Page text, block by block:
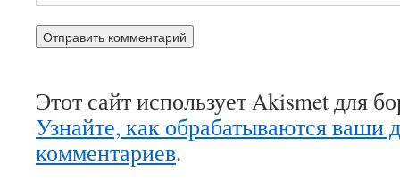
Этот сайт использует Akismet для
Узнайте, как обрабатываются ваши
комментариев.